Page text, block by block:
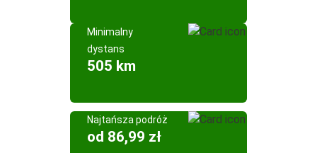
Minimalny
dystans
505 km
Najtańsza podróż
od 86,99 zł